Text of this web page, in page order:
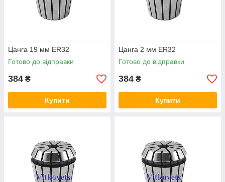
Цанга 19 мм ER32
Готово до відправки
384 ₴
Купити
Цанга 2 мм ER32
Готово до відправки
384 ₴
Купити